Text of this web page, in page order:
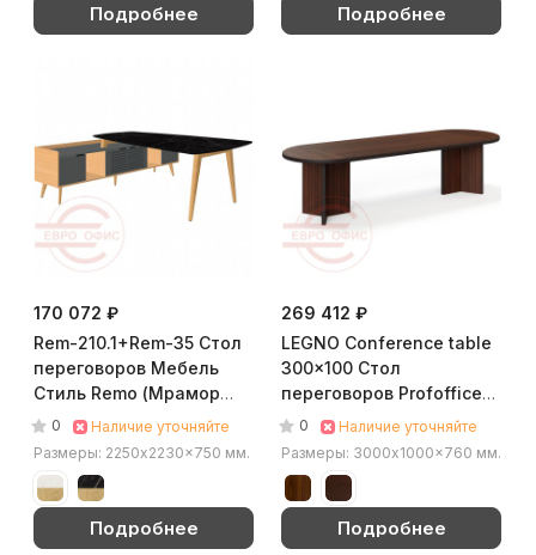
Подробнее Подробнее
170 072 ₽
Rem-210.1+Rem-35 Стол
переговоров Мебель
Стиль Remo (Мрамор
черный/массив ясеня
MS)
0
Наличие уточняйте
Размеры: 2250x2230x750 мм.
Подробнее
269 412 ₽
LEGNO Conference table
300x100 Стол
переговоров Profoffice
Форте / Forte (Орех)
0
Наличие уточняйте
Размеры: 3000x1000x760 мм.
Подробнее